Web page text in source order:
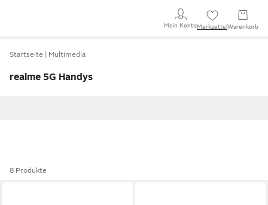
Mein KontoMerkzettel Warenkorb
Startseite Multimedia
realme 5G Handys
8 Produkte